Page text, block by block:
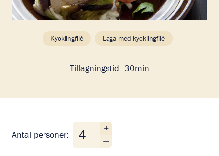
Kycklingfilé Laga med kycklingfilé
Tillagningstid: 30min
Antal personer:
Antal personer